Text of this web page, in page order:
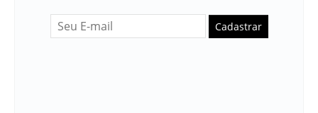
Cadastrar